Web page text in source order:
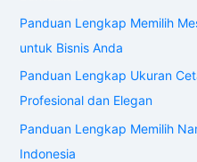
Panduan Lengkap Memilih
untuk Bisnis Anda
Panduan Lengkap Ukuran
Profesional dan Elegan
Panduan Lengkap Memilih
Indonesia